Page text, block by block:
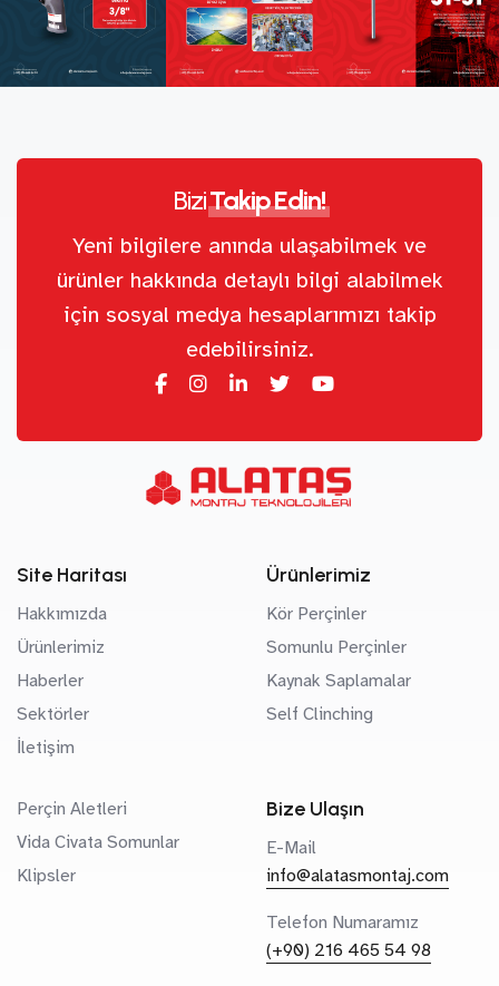
BiziTakip Edin!
Yeni bilgilere anında ulaşabilmek ve
ürünler hakkında detaylı bilgi alabilmek
için sosyal medya hesaplarımızı takip
edebilirsiniz.
Site Haritası
Hakkımızda
Ürünlerimiz
Haberler
Sektörler
İletişim
Ürünlerimiz
Kör Perçinler
Somunlu Perçinler
Kaynak Saplamalar
Self Clinching
Perçin Aletleri
Vida Civata Somunlar
Klipsler
Bize Ulaşın
E-Mail
info@alatasmontaj.com
Telefon Numaramız
(+90) 216 465 54 98